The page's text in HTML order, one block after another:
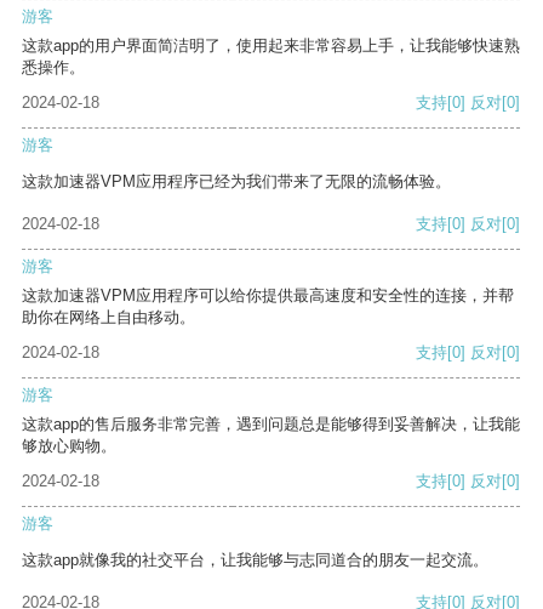
游客
这款app的用户界面简洁明了，使用起来非常容易上手，让我能够快速熟
悉操作。
2024-02-18
支持[0] 反对[0]
游客
这款加速器VPM应用程序已经为我们带来了无限的流畅体验。
2024-02-18 支持[0] 反对[0]
游客
这款加速器VPM应用程序可以给你提供最高速度和安全性的连接，并帮
助你在网络上自由移动。
2024-02-18
支持[0] 反对[0]
游客
这款app的售后服务非常完善，遇到问题总是能够得到妥善解决，让我能
够放心购物。
2024-02-18
支持[0] 反对[0]
游客
这款app就像我的社交平台，让我能够与志同道合的朋友一起交流。
2024-02-18 支持[0] 反对[0]